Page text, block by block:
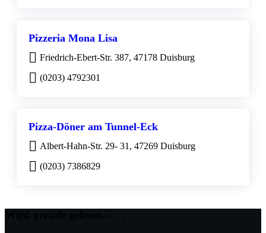
Pizzeria Mona Lisa
Friedrich-Ebert-Str. 387, 47178 Duisburg
(0203) 4792301
Pizza-Döner am Tunnel-Eck
Albert-Hahn-Str. 29- 31, 47269 Duisburg
(0203) 7386829